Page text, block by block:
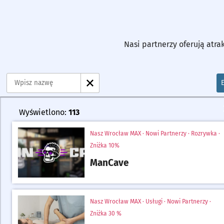
Nasi partnerzy oferują
Pokaż listę
Ilość znalezionych miejsc
Wyświetlono: 113
Kategorie:
Nasz Wrocław MAX · Nowi Partnerzy · Rozrywka ·
Zniżka 10%
ManCave
Kategorie:
Nasz Wrocław MAX · Usługi · Nowi Partnerzy ·
Zniżka 30 %